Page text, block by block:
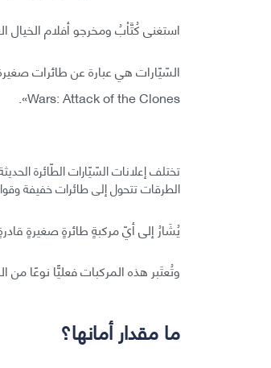
استغنى كُتَّاْبُ ومخرجو أفلام الخيال
Wars: Attack of the Clones».
تختلف إعلانات السّيّارات الطّائرة
الطرقات تتحول إلى طائرات خفيفة
يُشَارُ إلى أيّ مركبةٍ طائرةٍ صغيرةٍ
وتُعتَبر هذه المركبات فعليًّا نوعًا من
ما مقدار أمانها؟